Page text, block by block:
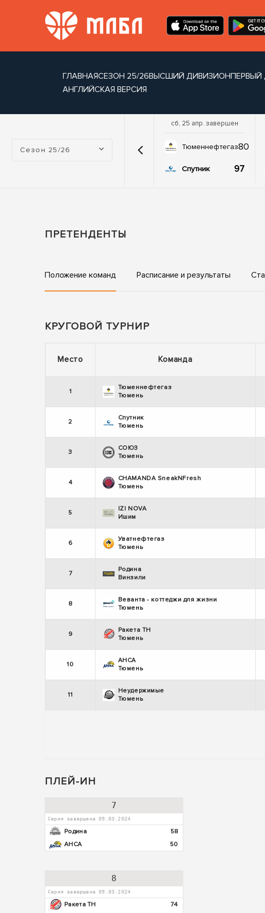
ГЛАВНАЯСЕЗОН 25/26ВЫСШИЙ ДИВИЗИОНПЕРВЫЙ
АНГЛИЙСКАЯ ВЕРСИЯ
Турнир:
Сезон 25/26
90
Арктика 93
сб, 25 апр. завершен
Тюменнефтегаз80
Спутник 97
ПРЕТЕНДЕНТЫ
Положение команд Расписание и результаты
КРУГОВОЙ ТУРНИР
Место Команда
1
Тюменнефтегаз
Тюмень
2
Спутник
Тюмень
3
СОЮЗ
Тюмень
4
CHAMANDA SneakNFresh
Тюмень
5
IZI NOVA
Ишим
6
Уватнефтегаз
Тюмень
7
Родина
Винзили
8
Веванта - коттеджи для жизни
Тюмень
9
Ракета ТН
Тюмень
10
АНСА
Тюмень
11
Неудержимые
Тюмень
ПЛЕЙ-ИН
7
Серия завершена 09.03.2024
Родина
58
АНСА
50
8
Серия завершена 09.03.2024
Ракета ТН
74